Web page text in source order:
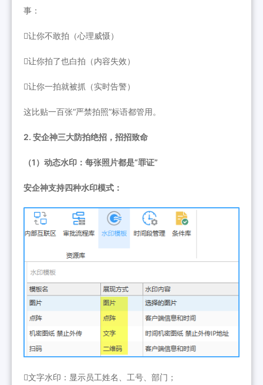
事：
让你不敢拍（心理威慑）
让你拍了也白拍（内容失效）
让你一拍就被抓（实时告警）
这比贴一百张“严禁拍照”标语都管用。
2. 安企神三大防拍绝招，招招致命
（1）动态水印：每张照片都是“罪证”
安企神支持四种水印模式：
文字水印：显示员工姓名、工号、部门；